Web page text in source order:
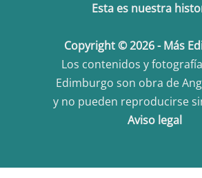
Esta es nuestra
Copyright © 2026 - Más
Los contenidos y
Edimburgo son obra de
y no pueden reproducirse
Aviso legal